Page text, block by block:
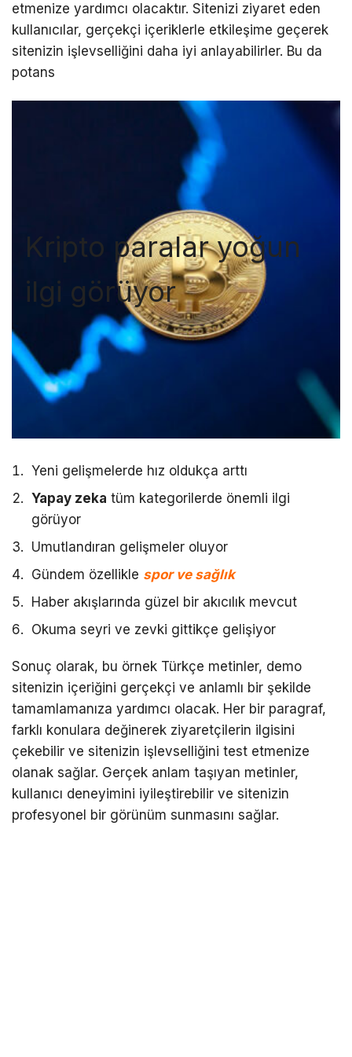
etmenize yardımcı olacaktır. Sitenizi ziyaret eden
kullanıcılar, gerçekçi içeriklerle etkileşime geçerek
sitenizin işlevselliğini daha iyi anlayabilirler. Bu da
potans
Kripto paralar yoğun
ilgi görüyor
Yeni gelişmelerde hız oldukça arttı
Yapay zeka tüm kategorilerde önemli ilgi
görüyor
Umutlandıran gelişmeler oluyor
Gündem özellikle spor ve sağlık
Haber akışlarında güzel bir akıcılık mevcut
Okuma seyri ve zevki gittikçe gelişiyor
Sonuç olarak, bu örnek Türkçe metinler, demo
sitenizin içeriğini gerçekçi ve anlamlı bir şekilde
tamamlamanıza yardımcı olacak. Her bir paragraf,
farklı konulara değinerek ziyaretçilerin ilgisini
çekebilir ve sitenizin işlevselliğini test etmenize
olanak sağlar. Gerçek anlam taşıyan metinler,
kullanıcı deneyimini iyileştirebilir ve sitenizin
profesyonel bir görünüm sunmasını sağlar.